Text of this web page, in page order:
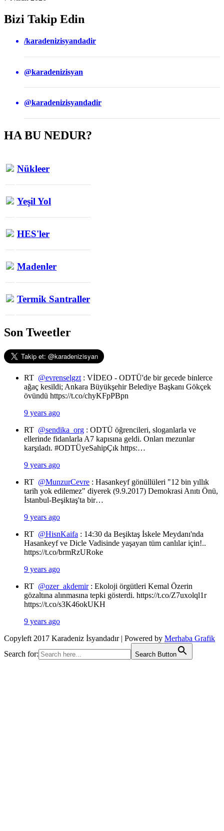
Bizi Takip Edin
/karadenizisyandadir
@karadenizisyan
@karadenizisyandadir
HA BU NEDUR?
Nükleer
Yeşil Yol
HES'ler
Madenler
Termik Santraller
Son Tweetler
RT @evrenselgzt : VİDEO - ODTÜ'de bir gecede binlerce
ağaç kesildi; Ankara Büyükşehir Belediye Başkanı Gökçek
övündü https://t.co/chyKFpPBpn
9 years ago
RT @sendika_org : ODTÜ öğrencileri, sloganlarla ve
ellerinde fidanlarla A7 kapısına geldi. Onları mezunlar
karşıladı. #ODTÜyeSahipÇık https:…
9 years ago
RT @MunzurCevre : Hasankeyf gönüllüleri "12 bin yıllık
tarih yok edilemez" diyerek (9.9.2017) Demokrasi Anıtı Önü,
İstanbul-Beşiktaş'ta bir…
9 years ago
RT @HisnKaifa : 14:30 da Beşiktaş İskele Meydanı'nda
Hasankeyf ve Dicle Vadisinde yaşayan tüm canlılar için!..
https://t.co/brmRzURoke
9 years ago
RT @ozer_akdemir: Ekoloji örgütleri Kemal Özerin
gözaltına alınmasına tepki gösterdi. https://t.co/Z7uxolql1r
https://t.co/s3K46okUKH
9 years ago
Copyleft 2017 Karadeniz İsyandadır | Powered by Merhaba Grafik
Search for:
Search Button